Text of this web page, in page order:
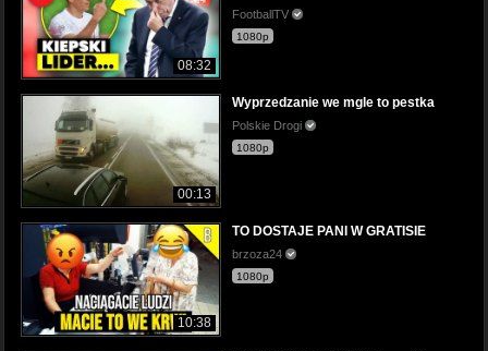
08:32
FootballTV
1080p
00:13
Wyprzedzanie we mgle to pestka
Polskie Drogi
1080p
10:38
TO DOSTAJE PANI W GRATISIE
brzoza24
1080p